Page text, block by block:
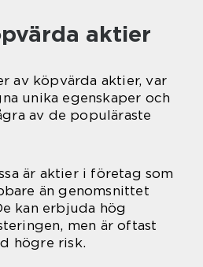
aktier
av köpvärda aktier, var
unika egenskaper och
av de populäraste
är aktier i företag som
än genomsnittet
kan erbjuda hög
men är oftast
högre risk.